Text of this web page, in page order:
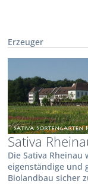
Erzeuger
Sativa
Die Sativa
eigenständige und
Biolandbau sicher